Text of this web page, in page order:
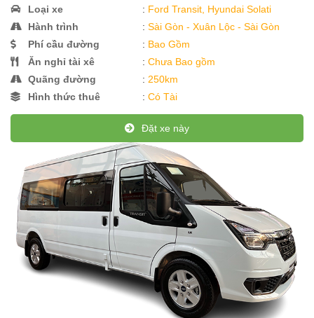
Loại xe
: Ford Transit, Hyundai Solati
Hành trình
:Sài Gòn - Xuân Lộc - Sài Gòn
Phí cầu đường
: Bao Gồm
Ăn nghỉ tài xê
:Chưa Bao gồm
Quãng đường
: 250km
Hình thức thuê
:Có Tài
Đặt xe này